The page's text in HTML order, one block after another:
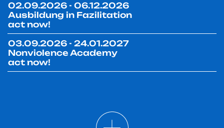
02.09.2026 - 06.12.2026
Ausbildung in Fazilitation
act now!
03.09.2026 - 24.01.2027
Nonviolence Academy
act now!